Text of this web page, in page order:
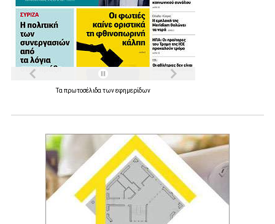
Τα πρωτοσέλιδα τωνεφημερίδων